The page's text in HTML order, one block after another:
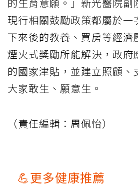
的生育意願。」新光醫院副
現行相關鼓勵政策都屬於一
下來後的教養、買房等經濟
煙火式獎勵所能解決，政府
的國家津貼，並建立照顧、
大家敢生、願意生。
（責任編輯：周佩怡）
💪更多健康推薦